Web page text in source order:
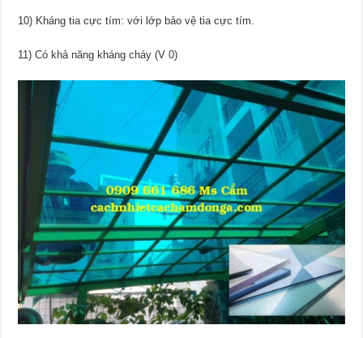
10) Kháng tia cực tím: với lớp bảo vệ tia cực tím.
11) Có khả năng kháng cháy (V 0)